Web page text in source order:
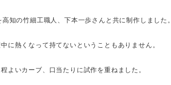
の竹細工職人、下本一歩さんと共に制作しました。
に熱くなって持てないということもありません。
よいカーブ、口当たりに試作を重ねました。